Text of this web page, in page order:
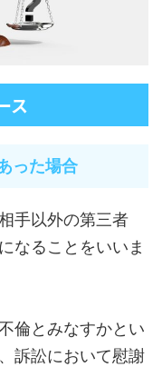
ス
った場合
手以外の第三者
なることをいいま
倫とみなすかとい
訴訟において慰謝